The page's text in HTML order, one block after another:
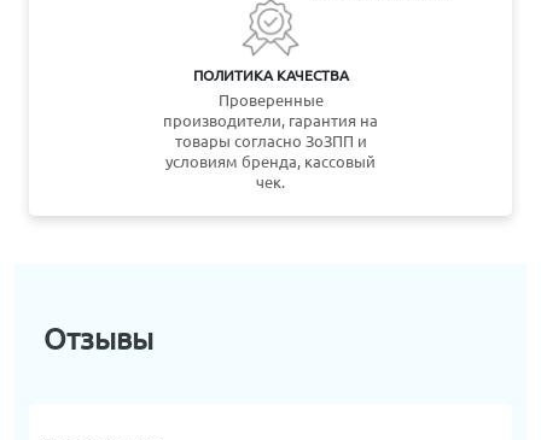
ПОЛИТИКА КАЧЕСТВА
Проверенные
производители, гарантия на
товары согласно ЗоЗПП и
условиям бренда, кассовый
чек.
Отзывы